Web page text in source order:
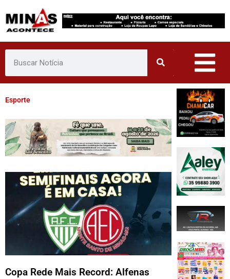
Esporte
Copa Rede Mais Record: Alfenas